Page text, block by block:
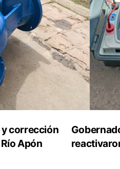
corrección
Apón